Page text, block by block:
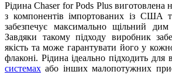
Рідина Chaser for Pods Plus виготовлена
з компонентів імпортованих із США
забезпечує максимально щільний
Завдяки такому підходу виробник
якість та може гарантувати його у
флаконі. Рідина ідеально підходить для
системах або інших малопотужних